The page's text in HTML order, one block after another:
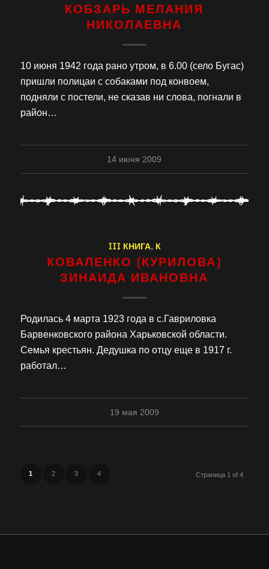
КОБЗАРЬ МЕЛАНИЯ
НИКОЛАЕВНА
10 июня 1942 года рано утром, в 6.00 (село Бугас)
пришли полицаи с собаками под конвоем,
подняли с постели, не сказав ни слова, погнали в
район…
14 июня 2009
III КНИГА, К
КОВАЛЕНКО (КУРИЛОВА)
ЗИНАИДА ИВАНОВНА
Родилась 4 марта 1923 года в с.Гавриловка
Барвенковского района Харьковской области.
Семья крестьян. Дедушка по отцу еще в 1917 г.
работал…
19 мая 2009
Страница 1 of 4
1 2 3 4